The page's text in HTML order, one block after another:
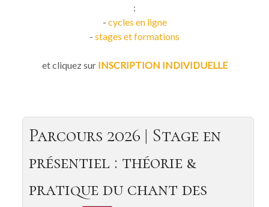
:
- cycles en ligne
- stages et formations
et cliquez surINSCRIPTION INDIVIDUELLE
Parcours 2026 | Stage en
présentiel : théorie &
pratique du chant des